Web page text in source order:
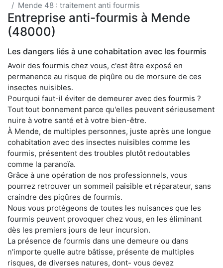
Mende 48 : traitement anti fourmis
Entreprise anti-fourmis à Mende
(48000)
Les dangers liés à une cohabitation avec les fourmis
Avoir des fourmis chez vous, c'est être exposé en
permanence au risque de piqûre ou de morsure de ces
insectes nuisibles.
Pourquoi faut-il éviter de demeurer avec des fourmis ?
Tout tout bonnement parce qu'elles peuvent sérieusement
nuire à votre santé et à votre bien-être.
À Mende, de multiples personnes, juste après une longue
cohabitation avec des insectes nuisibles comme les
fourmis, présentent des troubles plutôt redoutables
comme la paranoïa.
Grâce à une opération de nos professionnels, vous
pourrez retrouver un sommeil paisible et réparateur, sans
craindre des piqûres de fourmis.
Nous vous protégeons de toutes les nuisances que les
fourmis peuvent provoquer chez vous, en les éliminant
dès les premiers jours de leur incursion.
La présence de fourmis dans une demeure ou dans
n'importe quelle autre bâtisse, présente de multiples
risques, de diverses natures, dont- vous devez